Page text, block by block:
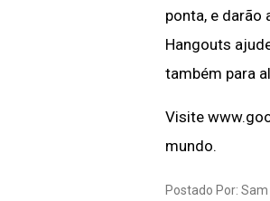
ponta, e darão
Hangouts
também para
Visite
mundo.
Postado Por: